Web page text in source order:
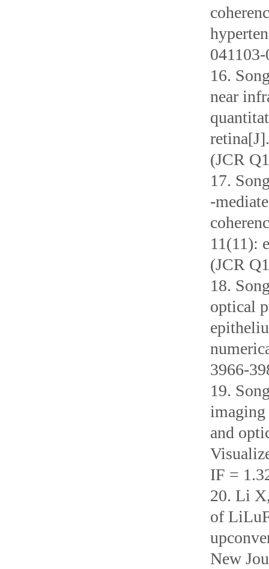
16.
near
(JCR
17.
11(11):
(JCR
18.
optical
3966-
19.
imaging
and
IF =
20. Li
of
New